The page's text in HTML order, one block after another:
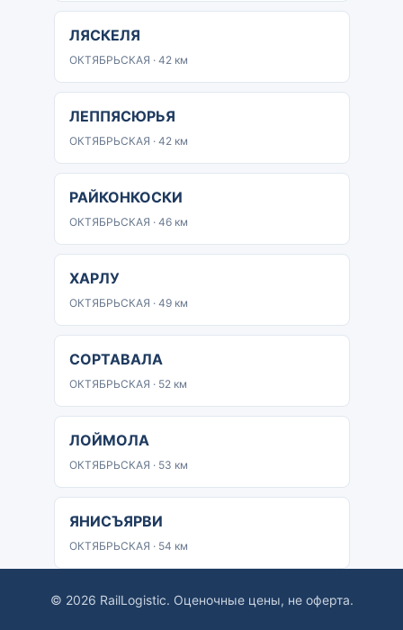
ЛЯСКЕЛЯ
ОКТЯБРЬСКАЯ · 42 км
ЛЕППЯСЮРЬЯ
ОКТЯБРЬСКАЯ · 42 км
РАЙКОНКОСКИ
ОКТЯБРЬСКАЯ · 46 км
ХАРЛУ
ОКТЯБРЬСКАЯ · 49 км
СОРТАВАЛА
ОКТЯБРЬСКАЯ · 52 км
ЛОЙМОЛА
ОКТЯБРЬСКАЯ · 53 км
ЯНИСЪЯРВИ
ОКТЯБРЬСКАЯ · 54 км
© 2026 RailLogistic. Оценочные цены, не оферта.